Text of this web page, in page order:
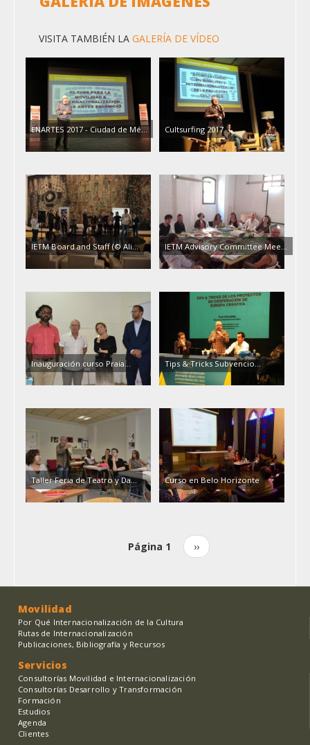
VISITA TAMBIÉN LA GALERÍA DE VÍDEO
ENARTES 2017 - Ciudad de Mé... Cultsurfing 2017
IETM Board and Staff (© Ali... IETM Advisory Committee Mee...
Inauguración curso Praia... Tips & Tricks Subvencio...
Taller Feria de Teatro y Da... Curso en Belo Horizonte
Página 1
Siguiente
página
››
Movilidad
Por Qué Internacionalización de la Cultura
Rutas de Internacionalización
Publicaciones, Bibliografía y Recursos
Servicios
Consultorías Movilidad e Internacionalización
Consultorías Desarrollo y Transformación
Formación
Estudios
Agenda
Clientes